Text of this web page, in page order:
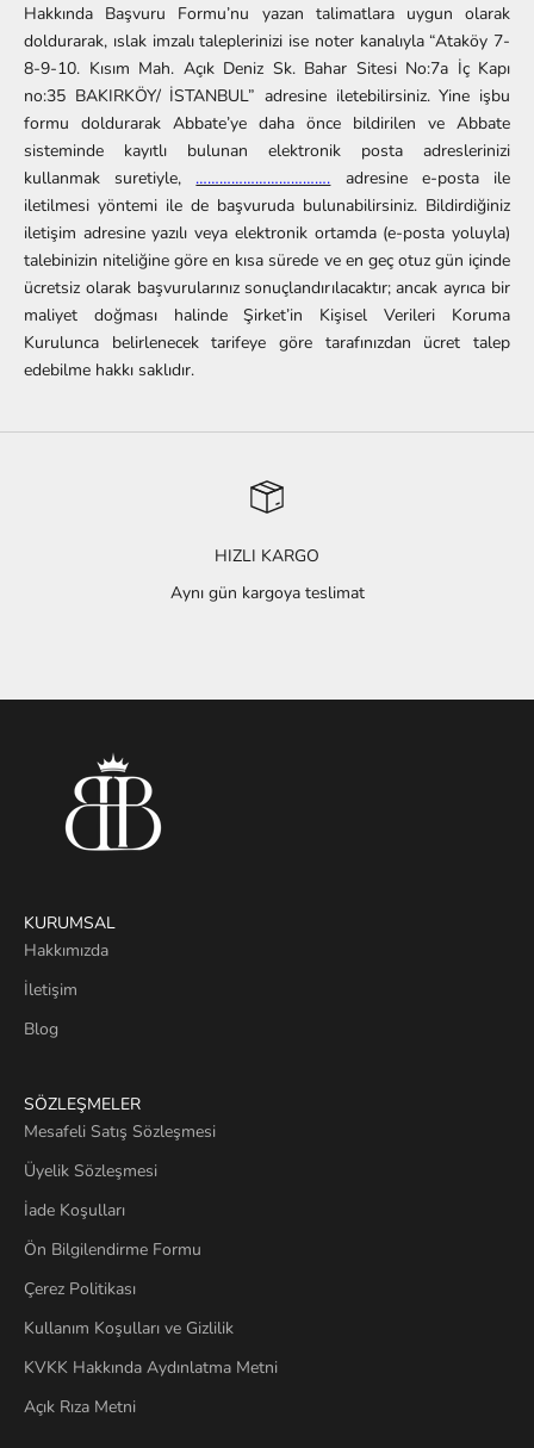
Hakkında Başvuru Formu’nu yazan talimatlara uygun olarak
doldurarak, ıslak imzalı taleplerinizi ise noter kanalıyla “Ataköy 7-
8-9-10. Kısım Mah. Açık Deniz Sk. Bahar Sitesi No:7a İç Kapı
no:35 BAKIRKÖY/ İSTANBUL” adresine iletebilirsiniz. Yine işbu
formu doldurarak Abbate’ye daha önce bildirilen ve Abbate
sisteminde kayıtlı bulunan elektronik posta adreslerinizi
kullanmak suretiyle, ……………………………. adresine e-posta ile
iletilmesi yöntemi ile de başvuruda bulunabilirsiniz. Bildirdiğiniz
iletişim adresine yazılı veya elektronik ortamda (e-posta yoluyla)
talebinizin niteliğine göre en kısa sürede ve en geç otuz gün içinde
ücretsiz olarak başvurularınız sonuçlandırılacaktır; ancak ayrıca bir
maliyet doğması halinde Şirket’in Kişisel Verileri Koruma
Kurulunca belirlenecek tarifeye göre tarafınızdan ücret talep
edebilme hakkı saklıdır.
HIZLI KARGO
Aynı gün kargoya teslimat
KURUMSAL
Hakkımızda
İletişim
Blog
SÖZLEŞMELER
Mesafeli Satış Sözleşmesi
Üyelik Sözleşmesi
İade Koşulları
Ön Bilgilendirme Formu
Çerez Politikası
Kullanım Koşulları ve Gizlilik
KVKK Hakkında Aydınlatma Metni
Açık Rıza Metni